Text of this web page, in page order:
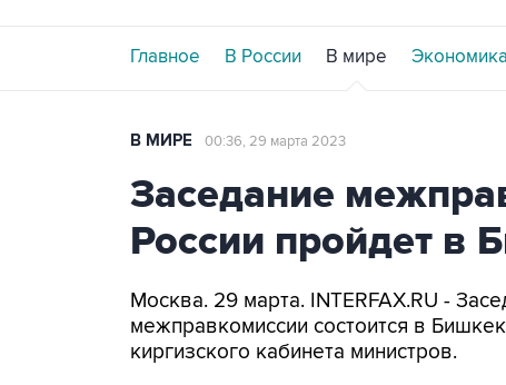
Главное В России В мире Экономика
В МИРЕ 00:36, 29 марта 2023
Заседание
России пройдет в
Москва. 29 марта. INTERFAX.RU -
межправкомиссии состоится в
киргизского кабинета министров.